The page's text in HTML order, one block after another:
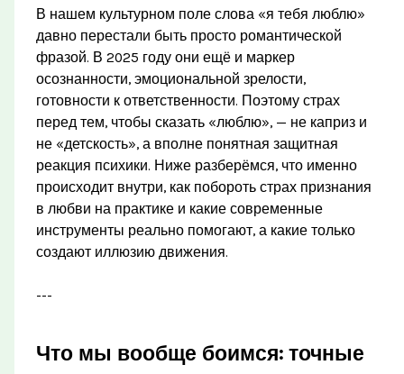
В нашем культурном поле слова «я тебя люблю»
давно перестали быть просто романтической
фразой. В 2025 году они ещё и маркер
осознанности, эмоциональной зрелости,
готовности к ответственности. Поэтому страх
перед тем, чтобы сказать «люблю», — не каприз и
не «детскость», а вполне понятная защитная
реакция психики. Ниже разберёмся, что именно
происходит внутри, как побороть страх признания
в любви на практике и какие современные
инструменты реально помогают, а какие только
создают иллюзию движения.
---
Что мы вообще боимся: точные